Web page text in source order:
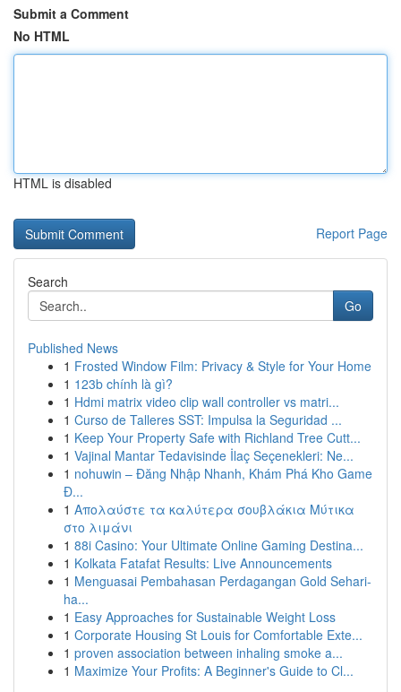
Submit a Comment
No HTML
HTML is disabled
Report Page
Search
Go
Published News
1 Frosted Window Film: Privacy & Style for Your Home
1 123b chính là gì?
1 Hdmi matrix video clip wall controller vs matri...
1 Curso de Talleres SST: Impulsa la Seguridad ...
1 Keep Your Property Safe with Richland Tree Cutt...
1 Vajinal Mantar Tedavisinde İlaç Seçenekleri: Ne...
1 nohuwin – Đăng Nhập Nhanh, Khám Phá Kho Game
Đ...
1 Απολαύστε τα καλύτερα σουβλάκια Μύτικα
στο λιμάνι
1 88i Casino: Your Ultimate Online Gaming Destina...
1 Kolkata Fatafat Results: Live Announcements
1 Menguasai Pembahasan Perdagangan Gold Sehari-
ha...
1 Easy Approaches for Sustainable Weight Loss
1 Corporate Housing St Louis for Comfortable Exte...
1 proven association between inhaling smoke a...
1 Maximize Your Profits: A Beginner's Guide to Cl...